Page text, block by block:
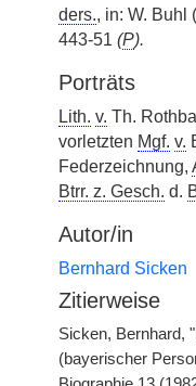
ders., in: W. Buhl (
443-51 (P).
Porträts
Lith. v. Th.
vorletzten Mgf. v.
Federzeichnung,
Btrr. z. Gesch. d.
Autor/in
Bernhard Sicken
Zitierweise
Sicken, Bernhard,
(bayerischer